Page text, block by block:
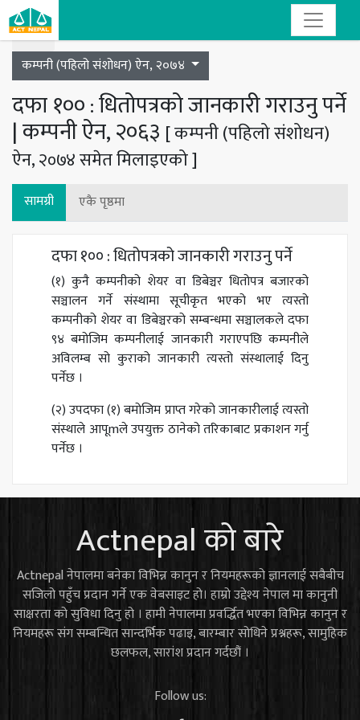
Toggle navigation
कम्पनी (पहिलो संशोधन) ऐन, २०७४
दफा १०० : धितोपत्रको जानकारी गराउनु पर्ने
| कम्पनी ऐन, २०६३ [ कम्पनी (पहिलो संशोधन)
ऐन, २०७४ समेत मिलाइएको ]
सामग्री एकै पृष्ठमा
दफा १०० : धितोपत्रको जानकारी गराउनु पर्ने
(१) कुनै कम्पनीको शेयर वा डिबेञ्चर धितोपत्र बजारको
सञ्चालन गर्ने संस्थामा सूचीकृत भएको भए त्यस्तो
कम्पनीको शेयर वा डिबेञ्चरको सम्बन्धमा सञ्चालकले दफा
९४ बमोजिम कम्पनीलाई जानकारी गराएपछि कम्पनीले
अविलम्ब सो कुराको जानकारी त्यस्तो संस्थालाई दिनु
पर्नेछ ।
(२) उपदफा (१) बमोजिम प्राप्त गरेको जानकारीलाई त्यस्तो
संस्थाले आपूmले उपयुक्त ठानेको तरिकाबाट प्रकाशन गर्नु
पर्नेछ ।
Actnepal को बारे
Actnepal नेपालमा बनेका विभिन्न कानुन र नियमहरूको ज्ञानलाई सबैबीच
सजिलो पहुँच प्रदान गर्ने एक वेबसाइट हो। हाम्रो उद्देश्य नेपाल मा कानुनी
साक्षरता को सुविधा दिनु हो । हामी नेपालमा प्रवर्द्धित भएका विभिन्न कानुन र
नियमहरू संग सम्बन्धित सान्दर्भिक पढाइ, बारम्बार सोधिने प्रश्नहरू, सामुहिक
छलफल, सारांश प्रदान गर्दछौं ।
Follow us: